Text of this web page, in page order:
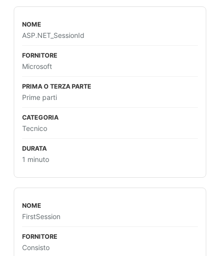
ASP.NET_SessionId
Microsoft
Prime parti
Tecnico
1 minuto
FirstSession
Consisto